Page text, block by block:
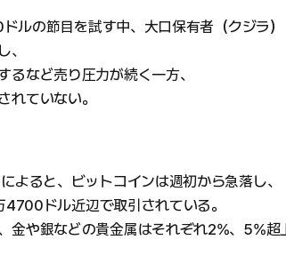
ルの節目を試す中、大口保有者（クジラ）
、
るなど売り圧力が続く一方、
れていない。
よると、ビットコインは週初から急落し、
ドル近辺で取引されている。
金や銀などの貴金属はそれぞれ2%、5%超